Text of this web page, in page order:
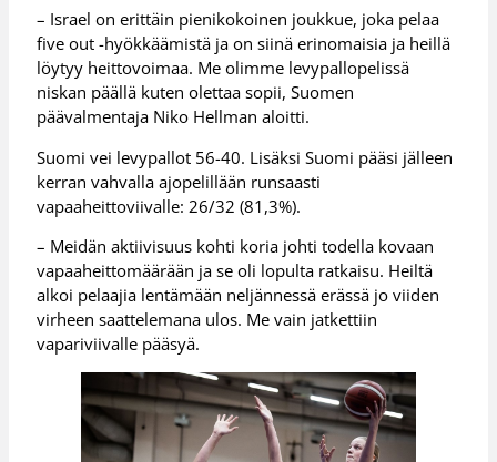
– Israel on erittäin pienikokoinen joukkue, joka pelaa
five out -hyökkäämistä ja on siinä erinomaisia ja heillä
löytyy heittovoimaa. Me olimme levypallopelissä
niskan päällä kuten olettaa sopii, Suomen
päävalmentaja Niko Hellman aloitti.
Suomi vei levypallot 56-40. Lisäksi Suomi pääsi jälleen
kerran vahvalla ajopelillään runsaasti
vapaaheittoviivalle: 26/32 (81,3%).
– Meidän aktiivisuus kohti koria johti todella kovaan
vapaaheittomäärään ja se oli lopulta ratkaisu. Heiltä
alkoi pelaajia lentämään neljännessä erässä jo viiden
virheen saattelemana ulos. Me vain jatkettiin
vapariviivalle pääsyä.